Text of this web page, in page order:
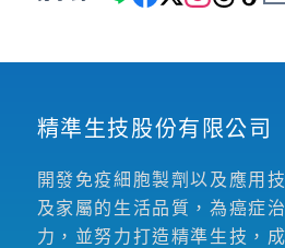
精準生技股份有限公司
開發免疫細胞製劑以及應用
及家屬的生活品質，為癌症
力，並努力打造精準生技，